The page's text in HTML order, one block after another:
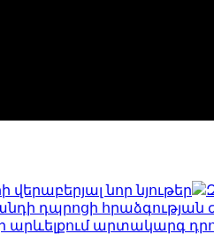
նոր նյութեր
դպրոցի
արևելքում արտակարգ